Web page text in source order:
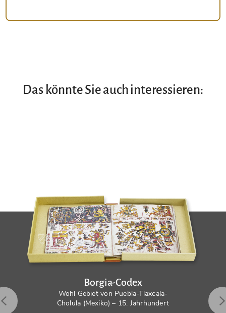
Das könnte Sie auch interessieren:
Borgia-Codex
Wohl Gebiet von Puebla-Tlaxcala-
Cholula (Mexiko) – 15. Jahrhundert